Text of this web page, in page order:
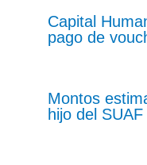
Capital
pago de
Montos
hijo del